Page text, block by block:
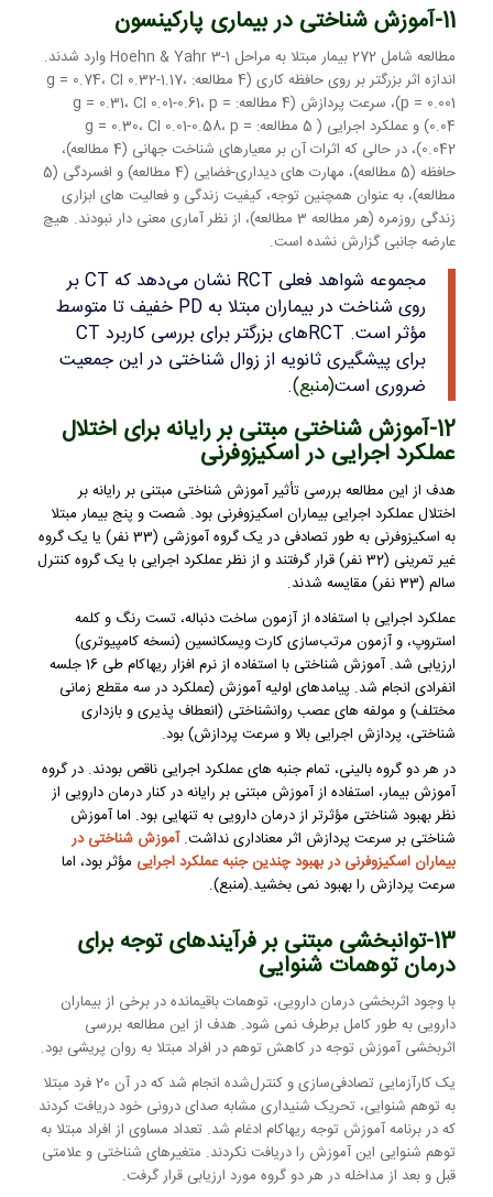
11-آموزش شناختی در بیماری پارکینسون
مطالعه شامل 272 بیمار مبتلا به مراحل 1-3 Hoehn & Yahr وارد شدند.
اندازه اثر بزرگتر بر روی حافظه کاری (4 مطالعه: g = 0.74، CI 0.32-1.17،
p = 0.001)، سرعت پردازش (4 مطالعه: g = 0.31، CI 0.01-0.61، p =
0.04) و عملکرد اجرایی ( 5 مطالعه: g = 0.30، CI 0.01-0.58، p =
0.042)، در حالی که اثرات آن بر معیارهای شناخت جهانی (4 مطالعه)،
حافظه (5 مطالعه)، مهارت های دیداری-فضایی (4 مطالعه) و افسردگی (5
مطالعه)، به عنوان همچنین توجه، کیفیت زندگی و فعالیت های ابزاری
زندگی روزمره (هر مطالعه 3 مطالعه)، از نظر آماری معنی دار نبودند. هیچ
عارضه جانبی گزارش نشده است.
مجموعه شواهد فعلی RCT نشان می‌دهد که CT بر
روی شناخت در بیماران مبتلا به PD خفیف تا متوسط
​​مؤثر است. RCTهای بزرگتر برای بررسی کاربرد CT
برای پیشگیری ثانویه از زوال شناختی در این جمعیت
ضروری است(منبع).
12-آموزش شناختی مبتنی بر رایانه برای اختلال
عملکرد اجرایی در اسکیزوفرنی
هدف از این مطالعه بررسی تأثیر آموزش شناختی مبتنی بر رایانه بر
اختلال عملکرد اجرایی بیماران اسکیزوفرنی بود. شصت و پنج بیمار مبتلا
به اسکیزوفرنی به طور تصادفی در یک گروه آموزشی (33 نفر) یا یک گروه
غیر تمرینی (32 نفر) قرار گرفتند و از نظر عملکرد اجرایی با یک گروه کنترل
سالم (33 نفر) مقایسه شدند.
عملکرد اجرایی با استفاده از آزمون ساخت دنباله، تست رنگ و کلمه
استروپ، و آزمون مرتب‌سازی کارت ویسکانسین (نسخه کامپیوتری)
ارزیابی شد. آموزش شناختی با استفاده از نرم افزار ریهاکام طی 16 جلسه
انفرادی انجام شد. پیامدهای اولیه آموزش (عملکرد در سه مقطع زمانی
مختلف) و مولفه های عصب روانشناختی (انعطاف پذیری و بازداری
شناختی، پردازش اجرایی بالا و سرعت پردازش) بود.
در هر دو گروه بالینی، تمام جنبه های عملکرد اجرایی ناقص بودند. در گروه
آموزش بیمار، استفاده از آموزش مبتنی بر رایانه در کنار درمان دارویی از
نظر بهبود شناختی مؤثرتر از درمان دارویی به تنهایی بود. اما آموزش
شناختی بر سرعت پردازش اثر معناداری نداشت.آموزش شناختی در
بیماران اسکیزوفرنی در بهبود چندین جنبه عملکرد اجرایی مؤثر بود، اما
سرعت پردازش را بهبود نمی بخشید.(منبع).
13-توانبخشی مبتنی بر فرآیندهای توجه برای
درمان توهمات شنوایی
با وجود اثربخشی درمان دارویی، توهمات باقیمانده در برخی از بیماران
دارویی به طور کامل برطرف نمی شود. هدف از این مطالعه بررسی
اثربخشی آموزش توجه در کاهش توهم در افراد مبتلا به روان پریشی بود.
یک کارآزمایی تصادفی‌سازی و کنترل‌شده انجام شد که در آن 20 فرد مبتلا
به توهم شنوایی، تحریک شنیداری مشابه صدای درونی خود دریافت کردند
که در برنامه آموزش توجه ریهاکام ادغام شد. تعداد مساوی از افراد مبتلا به
توهم شنوایی این آموزش را دریافت نکردند. متغیرهای شناختی و علامتی
قبل و بعد از مداخله در هر دو گروه مورد ارزیابی قرار گرفت.